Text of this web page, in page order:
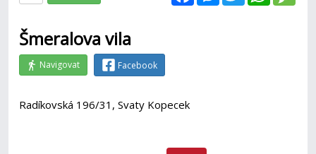
Šmeralova vila
Navigovat Facebook
Radíkovská 196/31, Svaty Kopecek